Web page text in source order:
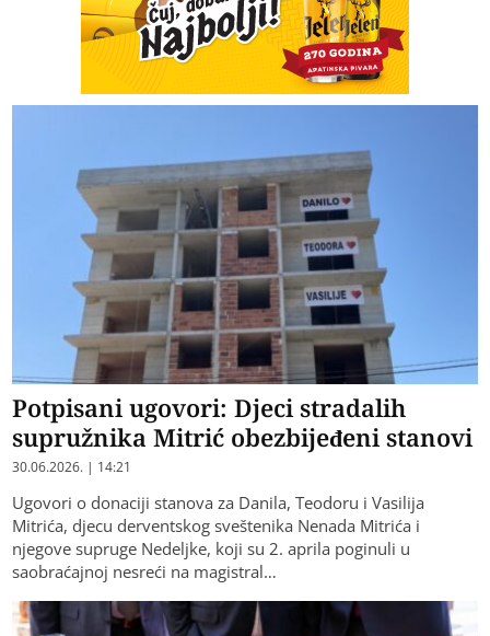
Potpisani ugovori: Djeci stradalih
supružnika Mitrić obezbijeđeni stanovi
30.06.2026. | 14:21
Ugovori o donaciji stanova za Danila, Teodoru i Vasilija
Mitrića, djecu derventskog sveštenika Nenada Mitrića i
njegove supruge Nedeljke, koji su 2. aprila poginuli u
saobraćajnoj nesreći na magistral…